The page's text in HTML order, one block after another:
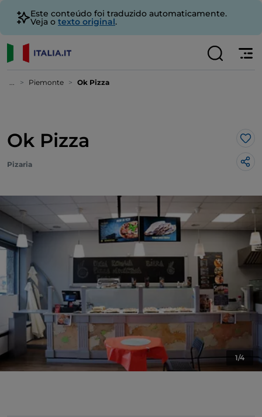
Este conteúdo foi traduzido automaticamente.
Veja o texto original.
... Piemonte Ok Pizza
Ok Pizza
Pizaria
1/4